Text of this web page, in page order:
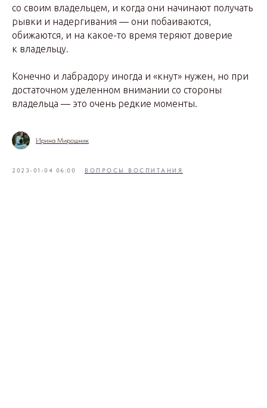
со своим владельцем, и когда они начинают получать
рывки и надергивания — они побаиваются,
обижаются, и на какое-то время теряют доверие
к владельцу.
Конечно и лабрадору иногда и «кнут» нужен, но при
достаточном уделенном внимании со стороны
владельца — это очень редкие моменты.
Ирина Мирошник
2023-01-04 06:00 ВОПРОСЫ ВОСПИТАНИЯ